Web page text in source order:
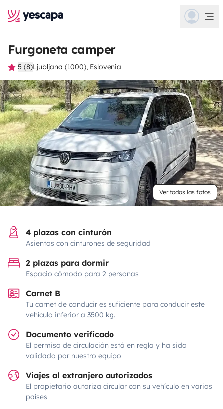
Furgoneta camper
5 (8)Ljubljana (1000), Eslovenia
Ver todas las fotos
4 plazas con cinturón
Asientos con cinturones de seguridad
2 plazas para dormir
Espacio cómodo para 2 personas
Carnet B
Tu carnet de conducir es suficiente para conducir este
vehículo inferior a 3500 kg.
Documento verificado
El permiso de circulación está en regla y ha sido
validado por nuestro equipo
Viajes al extranjero autorizados
El propietario autoriza circular con su vehículo en varios
países